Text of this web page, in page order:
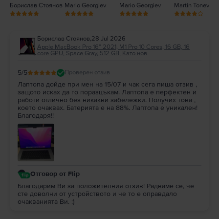
Борислав Стоянов Mario Georgiev Mario Georgiev Martin Tonev
Борислав Стоянов,28 Jul 2026
Apple MacBook Pro 16″ 2021, M1 Pro 10 Cores, 16 GB, 16
core GPU, Space Gray, 512 GB, Като нов
5/5 Проверен отзив
Лаптопа дойде при мен на 15/07 и чак сега пиша отзив ,
защото исках да го поразцъкам. Лаптопа е перфектен и
работи отлично без никакви забележки. Получих това ,
което очаквах. Батерията е на 88%. Лаптопа е уникален!
Благодаря!!
Отговор от Flip
Благодарим Ви за положителния отзив! Радваме се, че
сте доволни от устройството и че то е оправдало
очакванията Ви. :)